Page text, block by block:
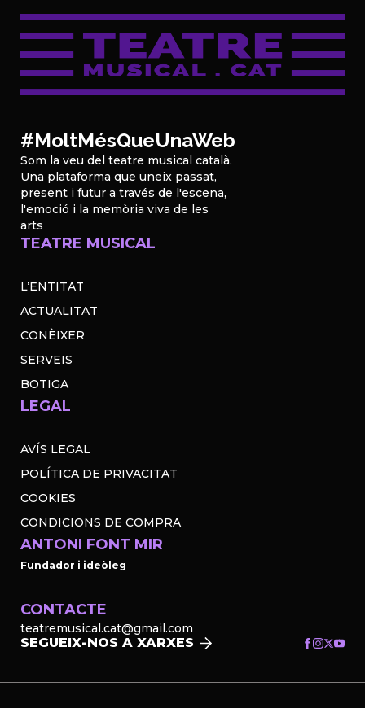
#MoltMésQueUnaWeb
Som la veu del teatre musical català.
Una plataforma que uneix passat,
present i futur a través de l'escena,
l'emoció i la memòria viva de les
arts
TEATRE MUSICAL
L’ENTITAT
ACTUALITAT
CONÈIXER
SERVEIS
BOTIGA
LEGAL
AVÍS LEGAL
POLÍTICA DE PRIVACITAT
COOKIES
CONDICIONS DE COMPRA
ANTONI FONT MIR
Fundador i ideòleg
CONTACTE
teatremusical.cat@gmail.com
SEGUEIX-NOS A XARXES